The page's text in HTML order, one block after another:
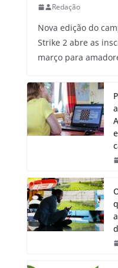
Redação
Nova edição do
Strike 2 abre as
março para